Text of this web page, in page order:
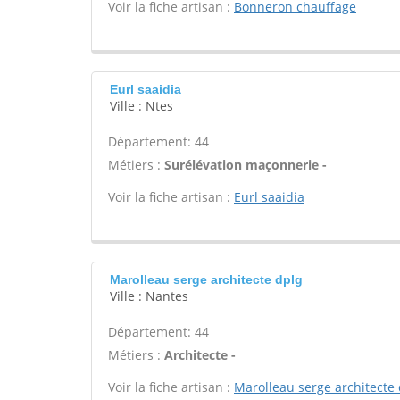
Voir la fiche artisan : Bonneron chauffage
Eurl saaidia
Ville : Ntes
Département: 44
Métiers : Surélévation maçonnerie -
Voir la fiche artisan : Eurl saaidia
Marolleau serge architecte dplg
Ville : Nantes
Département: 44
Métiers : Architecte -
Voir la fiche artisan : Marolleau serge architecte